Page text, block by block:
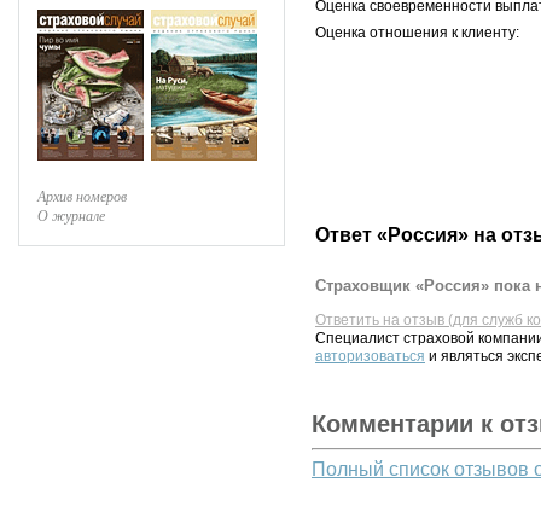
Архив номеров
О журнале
Оценка своевременности
Оценка отношения к клиенту:
Ответ «Россия» на
Страховщик «Россия» пока
Ответить на отзыв (для служб
Специалист страховой
авторизоваться и являться
Комментарии к
Полный список отзывов